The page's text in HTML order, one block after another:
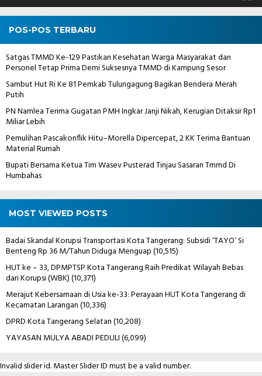
POS-POS TERBARU
Satgas TMMD Ke-129 Pastikan Kesehatan Warga Masyarakat dan
Personel Tetap Prima Demi Suksesnya TMMD di Kampung Sesor
Sambut Hut Ri Ke 81 Pemkab Tulungagung Bagikan Bendera Merah
Putih
PN Namlea Terima Gugatan PMH Ingkar Janji Nikah, Kerugian Ditaksir Rp1
Miliar Lebih
Pemulihan Pascakonflik Hitu–Morella Dipercepat, 2 KK Terima Bantuan
Material Rumah
Bupati Bersama Ketua Tim Wasev Pusterad Tinjau Sasaran Tmmd Di
Humbahas
MOST VIEWED POSTS
Badai Skandal Korupsi Transportasi Kota Tangerang: Subsidi ‘TAYO’ Si
Benteng Rp 36 M/Tahun Diduga Menguap(10,515)
HUT ke – 33, DPMPTSP Kota Tangerang Raih Predikat Wilayah Bebas
dari Korupsi (WBK)(10,371)
Merajut Kebersamaan di Usia ke-33: Perayaan HUT Kota Tangerang di
Kecamatan Larangan(10,336)
DPRD Kota Tangerang Selatan(10,208)
YAYASAN MULYA ABADI PEDULI(6,099)
Invalid slider id. Master Slider ID must be a valid number.